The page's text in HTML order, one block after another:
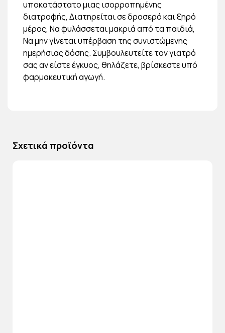
υποκατάστατο μιας ισορροπημένης
διατροφής, Διατηρείται σε δροσερό και ξηρό
μέρος, Να φυλάσσεται μακριά από τα παιδιά,
Να μην γίνεται υπέρβαση της συνιστώμενης
ημερήσιας δόσης. Συμβουλευτείτε τον γιατρό
σας αν είστε έγκυος, θηλάζετε, βρίσκεστε υπό
φαρμακευτική αγωγή.
Σχετικά προϊόντα